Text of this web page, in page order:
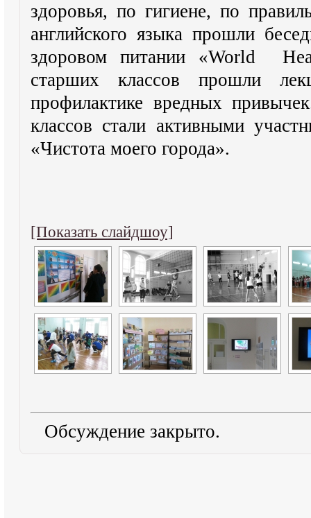
здоровья, по гигиене, по
английского языка прошли
здоровом питании «World
старших классов прошли
профилактике вредных
классов стали активными
«Чистота моего города».
[Показать слайдшоу]
Обсуждение закрыто.